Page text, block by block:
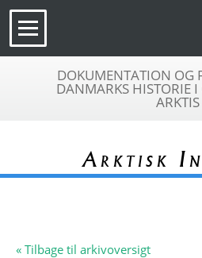
DOKUMENTATION OG
DANMARKS HISTORIE
ARKTIS
Arktisk
« Tilbage til arkivoversigt